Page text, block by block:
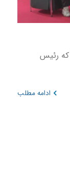
رئیس
ادامه مطلب